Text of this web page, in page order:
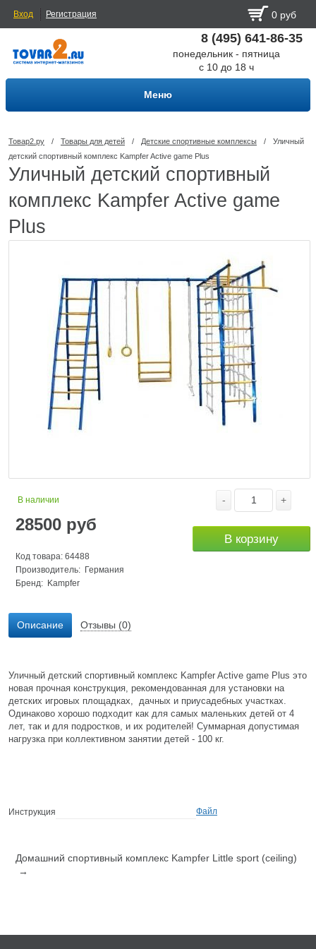
Вход Регистрация 0 руб
8 (495) 641-86-35
понедельник - пятница
с 10 до 18 ч
Меню
Товар2.ру / Товары для детей / Детские спортивные комплексы /
Уличный
детский спортивный комплекс Kampfer Active game Plus
Уличный детский спортивный
комплекс Kampfer Active game
Plus
В наличии
28500 руб
Код товара: 64488
Производитель: Германия
Бренд: Kampfer
- +
В корзину
Описание Отзывы (0)
Уличный детский спортивный комплекс Kampfer Active game Plus это
новая прочная конструкция, рекомендованная для установки на
детских игровых площадках, дачных и приусадебных участках.
Одинаково хорошо подходит как для самых маленьких детей от 4
лет, так и для подростков, и их родителей! Суммарная допустимая
нагрузка при коллективном занятии детей - 100 кг.
Инструкция Файл
Домашний спортивный комплекс Kampfer Little sport (ceiling)
→